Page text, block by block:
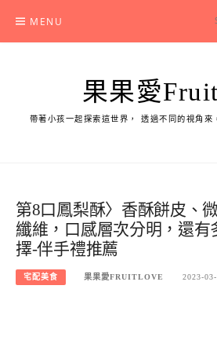
content
MENU
果果愛
帶著小孩一起探索這世界， 透過不同的視角來
第8口鳳梨酥〉香酥餅皮、
纖維，口感層次分明，還有
擇-伴手禮推薦
宅配美食 果果愛FRUITLOVE 2023-